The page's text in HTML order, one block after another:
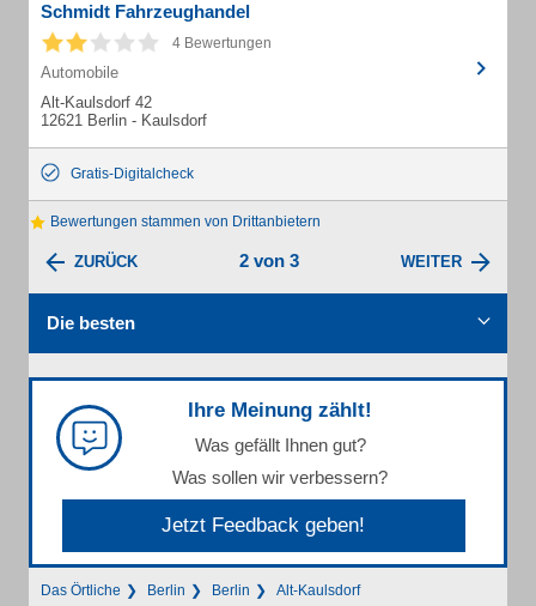
Schmidt Fahrzeughandel
4 Bewertungen
Automobile
Alt-Kaulsdorf 42
12621 Berlin - Kaulsdorf
Gratis-Digitalcheck
Bewertungen stammen von Drittanbietern
ZURÜCK 2 von 3 WEITER
Die besten
Ihre Meinung zählt!
Was gefällt Ihnen gut?
Was sollen wir verbessern?
Jetzt Feedback geben!
Das Örtliche Berlin Berlin Alt-Kaulsdorf